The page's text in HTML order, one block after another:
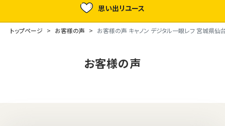
思い出リユース
トップページ お客様の声 お客様の声 キャノン デジタル一眼レフ 宮城県仙
お客様の声